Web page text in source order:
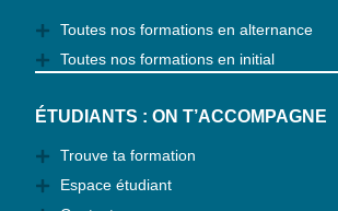
Toutes nos formations en alternance
Toutes nos formations en initial
ÉTUDIANTS : ON T’ACCOMPAGNE
Trouve ta formation
Espace étudiant